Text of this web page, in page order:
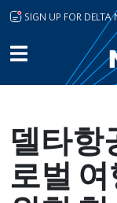
Skip to main
SIGN UP FOR DELTA
델타항
로벌